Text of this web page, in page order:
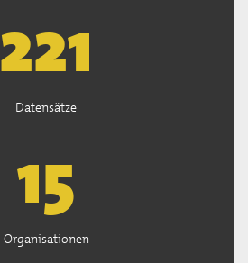
222
Datensätze
15
Organisationen